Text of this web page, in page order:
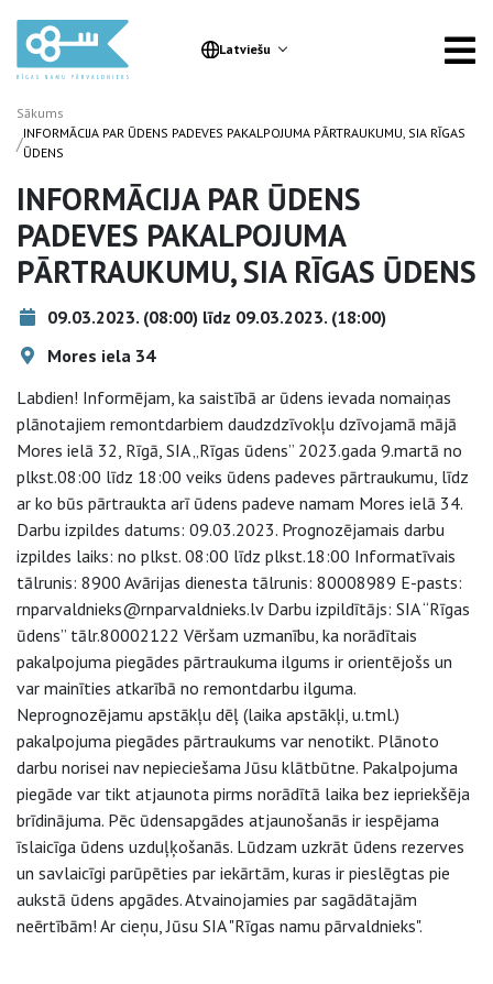
Latviešu
Sākums
/INFORMĀCIJA PAR ŪDENS PADEVES PAKALPOJUMA PĀRTRAUKUMU, SIA RĪGAS
ŪDENS
INFORMĀCIJA PAR ŪDENS
PADEVES PAKALPOJUMA
PĀRTRAUKUMU, SIA RĪGAS ŪDENS
09.03.2023. (08:00) līdz 09.03.2023. (18:00)
Mores iela 34
Labdien! Informējam, ka saistībā ar ūdens ievada nomaiņas
plānotajiem remontdarbiem daudzdzīvokļu dzīvojamā mājā
Mores ielā 32, Rīgā, SIA „Rīgas ūdens” 2023.gada 9.martā no
plkst.08:00 līdz 18:00 veiks ūdens padeves pārtraukumu, līdz
ar ko būs pārtraukta arī ūdens padeve namam Mores ielā 34.
Darbu izpildes datums: 09.03.2023. Prognozējamais darbu
izpildes laiks: no plkst. 08:00 līdz plkst.18:00 Informatīvais
tālrunis: 8900 Avārijas dienesta tālrunis: 80008989 E-pasts:
rnparvaldnieks@rnparvaldnieks.lv Darbu izpildītājs: SIA “Rīgas
ūdens” tālr.80002122 Vēršam uzmanību, ka norādītais
pakalpojuma piegādes pārtraukuma ilgums ir orientējošs un
var mainīties atkarībā no remontdarbu ilguma.
Neprognozējamu apstākļu dēļ (laika apstākļi, u.tml.)
pakalpojuma piegādes pārtraukums var nenotikt. Plānoto
darbu norisei nav nepieciešama Jūsu klātbūtne. Pakalpojuma
piegāde var tikt atjaunota pirms norādītā laika bez iepriekšēja
brīdinājuma. Pēc ūdensapgādes atjaunošanās ir iespējama
īslaicīga ūdens uzduļķošanās. Lūdzam uzkrāt ūdens rezerves
un savlaicīgi parūpēties par iekārtām, kuras ir pieslēgtas pie
aukstā ūdens apgādes. Atvainojamies par sagādātajām
neērtībām! Ar cieņu, Jūsu SIA "Rīgas namu pārvaldnieks".